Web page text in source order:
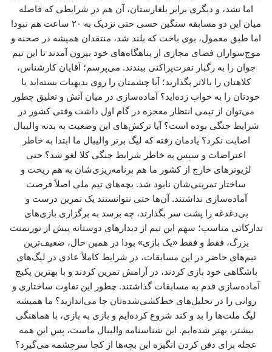
اما نشد، و دیگری برابر بلغارستان، آن هم در شرایطی که فاصله
میان این دو مسابقه سنگین حسی حتی نزدیک به ۲۰ ساعت هم نبود!
اما طبق معمول، بوی باخت که بلند شد، منتقدان همیشه در صحنه و
موج‌سواران فضای مجازی از پناهگاه‌های خود بیرون آمدند تا این تیم
جوان را به رگبار نفرت‌پراکنی ببندند. می‌پرسم؛ آقایان کارشناس،
کلاهتان را بالاتر بگذارید؛ آیا چشمتان را روی بدیهیات بسته‌اید یا
خودتان را به خواب زده‌اید؟ آماده‌سازی در میان آتش و تعلیق چطور
می‌توان از تیمی انتظار معجزه در گام اول داشت وقتی کشور در
شرایط جنگی بوده است؟ آیا ترکش‌های این وضعیت به بدنه والیبال
اصابت نکرد؟ یادمان رفته که لیگ برتر والیبال ما ابتدا به خاطر
اعتراضات و سپس به خاطر شرایط جنگی کلا لغو شد؟ حتی
لژیونرهای خارج از کشور ما هم برنامه‌ریزی‌شان به هم ریخت و
ساختار تمرینی‌شان نابود شد. بچه‌های تیم ملی اصلاً فرصت
آماده‌سازی نداشتند. آن‌ها حتی نتوانستند یک تمرین درست و
بی‌دغدغه را پشت سر بگذارند، چه برسد به برگزاری بازی‌های
تدارکاتی مناسب؛ سهم این تیم از دیدارهای دوستانه پیش از تورنمنت
بزرگ، فقط و فقط «یک بازی» بود! در همین حال، ضعیف‌ترین
تیم‌های حاضر در این مسابقات، در شرایط کاملاً عادی در لیگ‌های
باشگاهی خود بازی کردند، در آرامش تمرین کردند و با بهترین پکیج
آماده‌سازی قدم به مسابقات گذاشتند. چطور این تفاوت ساختاری و
روانی را در تحلیل‌های خط‌کشی‌شده‌تان جا می‌اندازید؟ ما همیشه
لیگ ملت‌ها را بد و کند شروع کرده‌ایم و بازی به بازی، با هماهنگی
بیشتر، بهتر شده‌ایم. این شناسنامه والیبال ماست، پس این همه
عجله برای دفن کردن انگیزه این بچه‌ها از کجا سرچشمه می‌گیرد؟